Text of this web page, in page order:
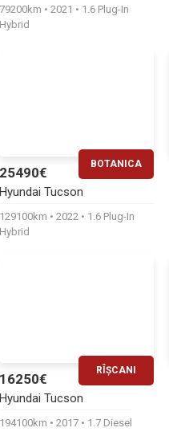
79200km 2021
1.6 Plug-In
Hybrid
BOTANICA
25490€
Hyundai Tucson
129100km 2022
1.6 Plug-In
Hybrid
RÎȘCANI
16250€
Hyundai Tucson
194100km 2017 1.7 Diesel